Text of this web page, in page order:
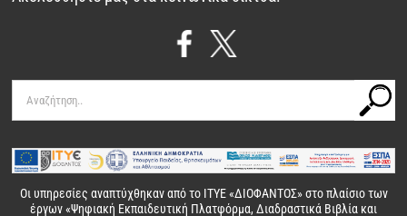
για:
Οι υπηρεσίες αναπτύχθηκαν από το ΙΤΥΕ «ΔΙΟΦΑΝΤΟΣ»στο πλαίσιο των
έργων«Ψηφιακή Εκπαιδευτική Πλατφόρμα, Διαδραστικά Βιβλία και